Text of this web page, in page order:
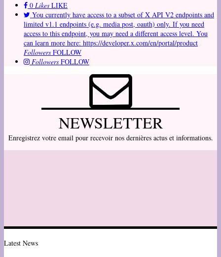
0 Likes LIKE
You currently have access to a subset of X API V2 endpoints and
limited v1.1 endpoints (e.g. media post, oauth) only. If you need
access to this endpoint, you may need a different access level. You
can learn more here: https://developer.x.com/en/portal/product
Followers FOLLOW
Followers FOLLOW
NEWSLETTER
Enregistrez votre email pour recevoir nos dernières actus et informations.
Latest News